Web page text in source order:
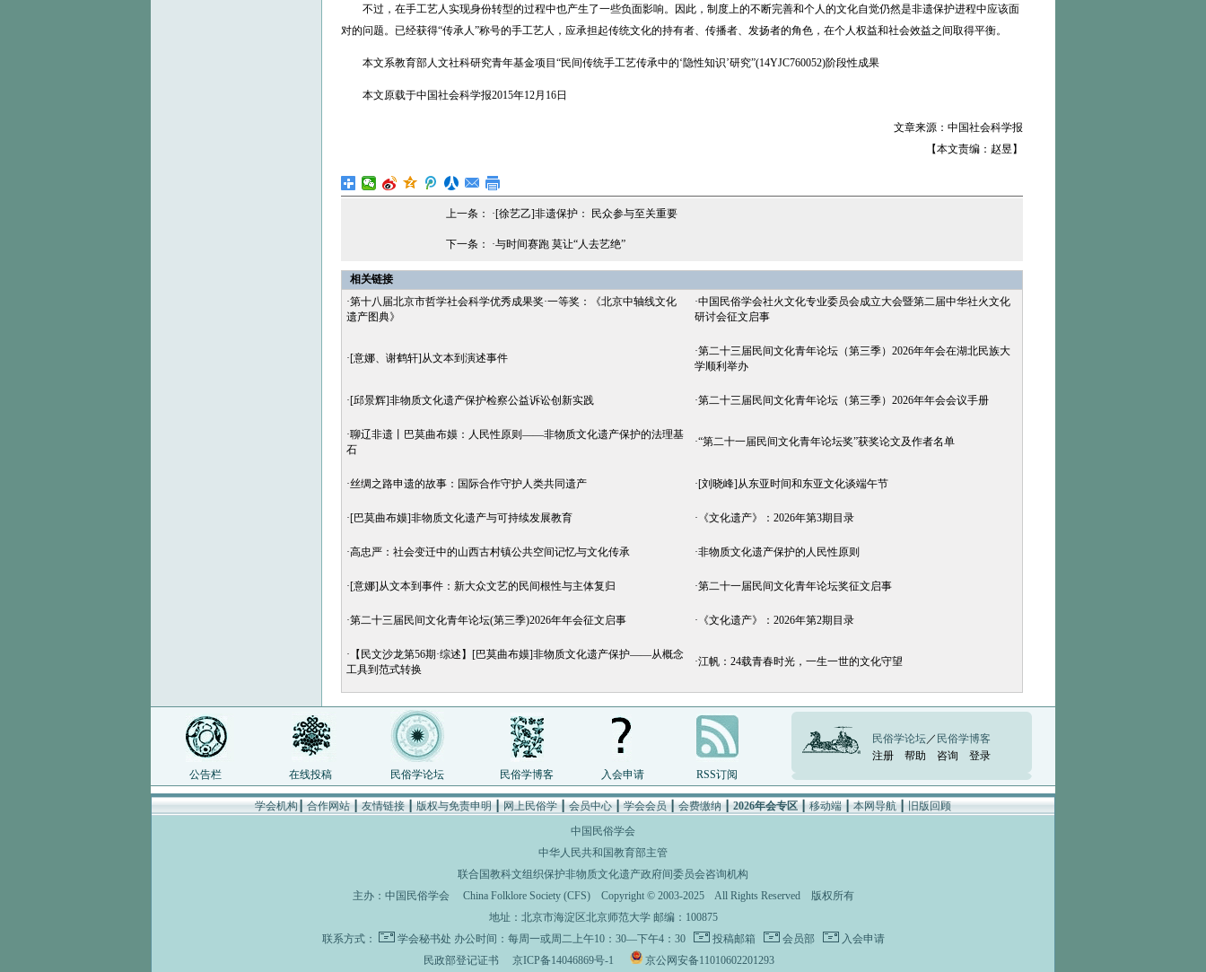
不过，在手工艺人实现身份转型的过程中也产生了一些负面影响。因此，制度上的不断完善和个人的文化自觉仍然是非遗保护进程中应该面
对的问题。已经获得“传承人”称号的手工艺人，应承担起传统文化的持有者、传播者、发扬者的角色，在个人权益和社会效益之间取得平衡。
本文系教育部人文社科研究青年基金项目“民间传统手工艺传承中的‘隐性知识’研究”(14YJC760052)阶段性成果
本文原载于中国社会科学报2015年12月16日
文章来源：中国社会科学报
【本文责编：赵昱】
上一条： ·[徐艺乙]非遗保护： 民众参与至关重要
下一条： ·与时间赛跑 莫让“人去艺绝”
相关链接
·第十八届北京市哲学社会科学优秀成果奖·一等奖：《北京中轴线文化
遗产图典》
·中国民俗学会社火文化专业委员会成立大会暨第二届中华社火文化
研讨会征文启事
·[意娜、谢鹤轩]从文本到演述事件
·第二十三届民间文化青年论坛（第三季）2026年年会在湖北民族大
学顺利举办
·[邱景辉]非物质文化遗产保护检察公益诉讼创新实践 ·第二十三届民间文化青年论坛（第三季）2026年年会会议手册
·聊辽非遗丨巴莫曲布嫫：人民性原则——非物质文化遗产保护的法理基
石
·“第二十一届民间文化青年论坛奖”获奖论文及作者名单
·丝绸之路申遗的故事：国际合作守护人类共同遗产 ·[刘晓峰]从东亚时间和东亚文化谈端午节
·[巴莫曲布嫫]非物质文化遗产与可持续发展教育 · 《文化遗产》：2026年第3期目录
·高忠严：社会变迁中的山西古村镇公共空间记忆与文化传承 ·非物质文化遗产保护的人民性原则
·[意娜]从文本到事件：新大众文艺的民间根性与主体复归 ·第二十一届民间文化青年论坛奖征文启事
·第二十三届民间文化青年论坛(第三季)2026年年会征文启事 · 《文化遗产》：2026年第2期目录
· 【民文沙龙第56期·综述】[巴莫曲布嫫]非物质文化遗产保护——从概念
工具到范式转换
·江帆：24载青春时光，一生一世的文化守望
公告栏 在线投稿 民俗学论坛 民俗学博客 入会申请 RSS订阅
民俗学论坛／ 民俗学博客
注册
帮助 咨询 登录
学会机构┃合作网站┃友情链接┃版权与免责申明┃网上民俗学┃会员中心┃学会会员┃会费缴纳┃2026年会专区┃移动端┃本网导航┃旧版回顾
中国民俗学会
中华人民共和国教育部主管
联合国教科文组织保护非物质文化遗产政府间委员会咨询机构
主办： 中国民俗学会 China Folklore Society (CFS)Copyright © 2003-2025 All Rights Reserved 版权所有
地址：北京市海淀区北京师范大学 邮编：100875
联系方式：
学会秘书处 办公时间：每周一或周二上午10：30—下午4：30 投稿邮箱 会员部
入会申请
民政部登记证书
京ICP备14046869号-1 京公网安备11010602201293